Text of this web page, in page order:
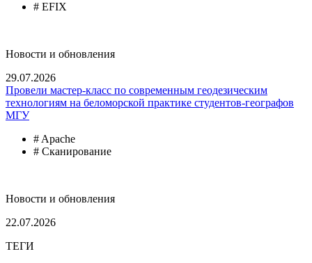
# EFIX
Новости и обновления
29.07.2026
Провели мастер-класс по современным геодезическим
технологиям на беломорской практике студентов-географов
МГУ
# Apache
# Сканирование
Новости и обновления
22.07.2026
ТЕГИ